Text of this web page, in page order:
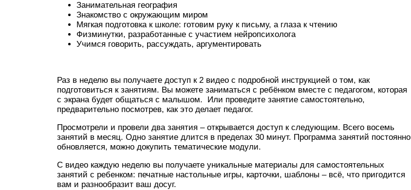
Занимательная география
Знакомство с окружающим миром
Мягкая подготовка к школе: готовим руку к письму, а глаза к чтению
Физминутки, разработанные с участием нейропсихолога
Учимся говорить, рассуждать, аргументировать
Раз в неделю вы получаете доступ к 2 видео с подробной инструкцией о том, как
подготовиться к занятиям. Вы можете заниматься с ребёнком вместе с педагогом, которая
с экрана будет общаться с малышом. Или проведите занятие самостоятельно,
предварительно посмотрев, как это делает педагог.
Просмотрели и провели два занятия – открывается доступ к следующим. Всего восемь
занятий в месяц. Одно занятие длится в пределах 30 минут. Программа занятий постоянно
обновляется, можно докупить тематические модули.
С видео каждую неделю вы получаете уникальные материалы для самостоятельных
занятий с ребенком: печатные настольные игры, карточки, шаблоны – всё, что пригодится
вам и разнообразит ваш досуг.